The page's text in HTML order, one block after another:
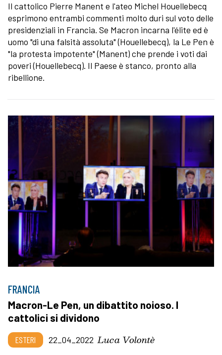
Il cattolico Pierre Manent e l'ateo Michel Houellebecq
esprimono entrambi commenti molto duri sul voto delle
presidenziali in Francia. Se Macron incarna l'élite ed è
uomo "di una falsità assoluta" (Houellebecq), la Le Pen è
"la protesta impotente" (Manent) che prende i voti dai
poveri (Houellebecq). Il Paese è stanco, pronto alla
ribellione.
FRANCIA
Macron-Le Pen, un dibattito noioso. I
cattolici si dividono
ESTERI 22_04_2022 Luca Volontè